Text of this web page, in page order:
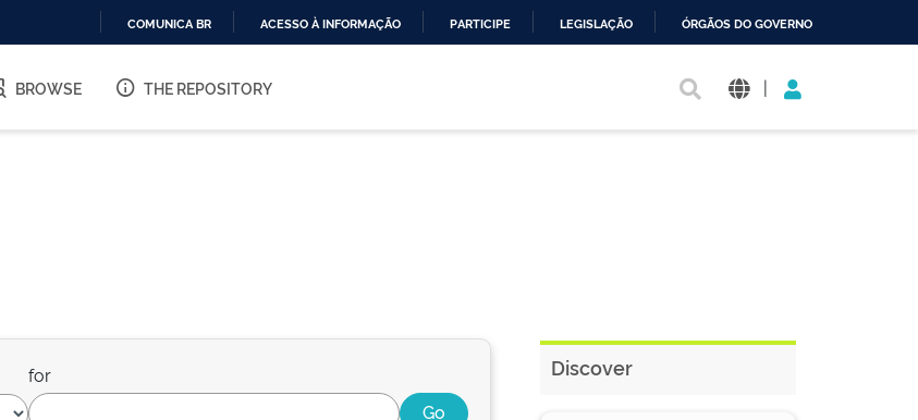
O
COMUNICA BR ACESSO À INFORMAÇÃO PARTICIPE LEGISLAÇÃO ÓRGÃOS DO GOVERNO
BROWSE THE REPOSITORY |
for Discover